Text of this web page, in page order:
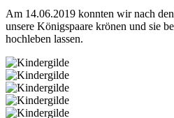
Am 14.06.2019 konnten wir nach
unsere Königspaare krönen und sie
hochleben lassen.